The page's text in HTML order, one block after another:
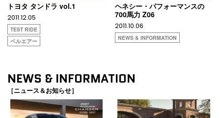
トヨタ タンドラ vol.1
2011.12.05
TEST RIDE
ベルエアー
ヘネシー・パフォーマンスの
700馬力 Z06
2011.10.06
NEWS & INFORMATION
NEWS & INFORMATION
［ニュース＆お知らせ］